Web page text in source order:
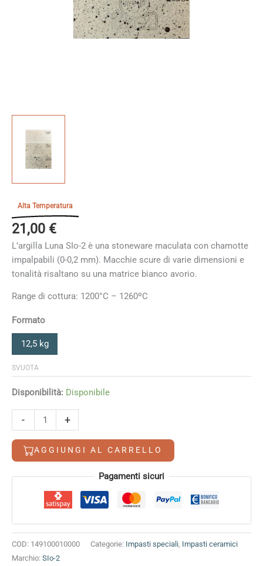
Alta Temperatura
21,00 €
L’argilla Luna SIo-2 è una stoneware maculata con chamotte
impalpabili (0-0,2 mm). Macchie scure di varie dimensioni e
tonalità risaltano su una matrice bianco avorio.
Range di cottura: 1200°C – 1260ºC
Formato
12,5 kg
SVUOTA
Disponibilità: Disponibile
-
SIo-
2
quantità
+
AGGIUNGI AL CARRELLO
Alternative: Pagamenti sicuri
COD: 149100010000 Categorie: Impasti speciali Impasti ceramici
Marchio: SIo-2